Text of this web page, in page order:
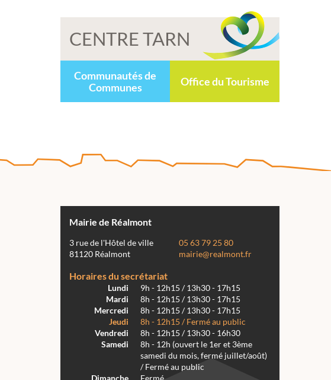
CENTRE TARN
Communautés de
Communes
Office du Tourisme
Mairie de Réalmont
3 rue de l'Hôtel de ville
81120 Réalmont
05 63 79 25 80
mairie@realmont.fr
Horaires du secrétariat
Lundi
9h - 12h15 / 13h30 - 17h15
Mardi
8h - 12h15 / 13h30 - 17h15
Mercredi
8h - 12h15 / 13h30 - 17h15
Jeudi
8h - 12h15 / Fermé au public
Vendredi
8h - 12h15 / 13h30 - 16h30
Samedi
8h - 12h (ouvert le 1er et 3ème
samedi du mois, fermé juillet/août)
/ Fermé au public
Dimanche
Fermé